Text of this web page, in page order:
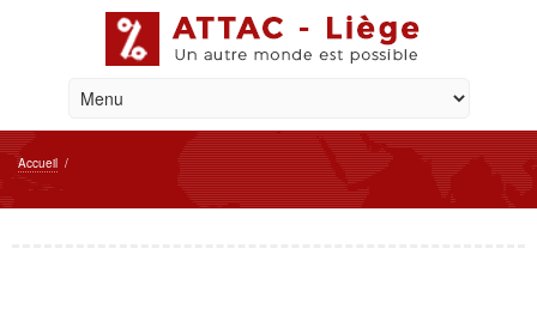
Accueil /